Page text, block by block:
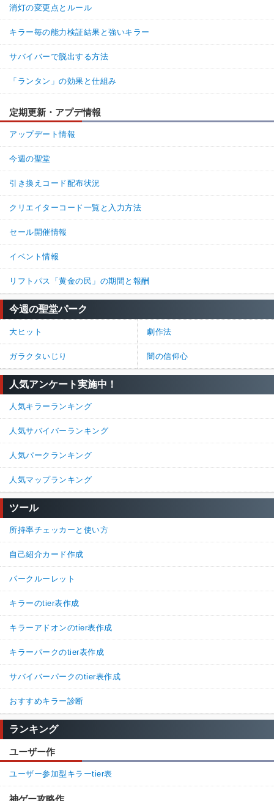
消灯の変更点とルール
キラー毎の能力検証結果と強いキラー
サバイバーで脱出する方法
「ランタン」の効果と仕組み
定期更新・アプデ情報
アップデート情報
今週の聖堂
引き換えコード配布状況
クリエイターコード一覧と入力方法
セール開催情報
イベント情報
リフトパス「黄金の民」の期間と報酬
今週の聖堂パーク
大ヒット 劇作法
ガラクタいじり 闇の信仰心
人気アンケート実施中！
人気キラーランキング
人気サバイバーランキング
人気パークランキング
人気マップランキング
ツール
所持率チェッカーと使い方
自己紹介カード作成
パークルーレット
キラーのtier表作成
キラーアドオンのtier表作成
キラーパークのtier表作成
サバイバーパークのtier表作成
おすすめキラー診断
ランキング
ユーザー作
ユーザー参加型キラーtier表
神ゲー攻略作